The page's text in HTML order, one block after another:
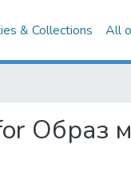
& Collections All
Образ